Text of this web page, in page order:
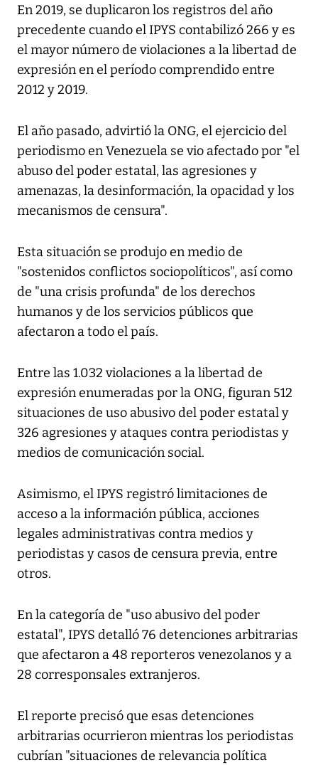
En 2019, se duplicaron los registros del año
precedente cuando el IPYS contabilizó 266 y es
el mayor número de violaciones a la libertad de
expresión en el período comprendido entre
2012 y 2019.
El año pasado, advirtió la ONG, el ejercicio del
periodismo en Venezuela se vio afectado por "el
abuso del poder estatal, las agresiones y
amenazas, la desinformación, la opacidad y los
mecanismos de censura".
Esta situación se produjo en medio de
"sostenidos conflictos sociopolíticos", así como
de "una crisis profunda" de los derechos
humanos y de los servicios públicos que
afectaron a todo el país.
Entre las 1.032 violaciones a la libertad de
expresión enumeradas por la ONG, figuran 512
situaciones de uso abusivo del poder estatal y
326 agresiones y ataques contra periodistas y
medios de comunicación social.
Asimismo, el IPYS registró limitaciones de
acceso a la información pública, acciones
legales administrativas contra medios y
periodistas y casos de censura previa, entre
otros.
En la categoría de "uso abusivo del poder
estatal", IPYS detalló 76 detenciones arbitrarias
que afectaron a 48 reporteros venezolanos y a
28 corresponsales extranjeros.
El reporte precisó que esas detenciones
arbitrarias ocurrieron mientras los periodistas
cubrían "situaciones de relevancia política